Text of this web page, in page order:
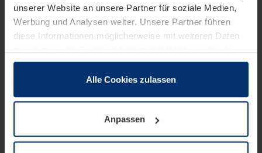
unserer Website an unsere Partner für soziale Medien,
Werbung und Analysen weiter. Unsere Partner führen
diese Informationen möglicherweise mit weiteren Daten
sie im Rahmen Ihrer Nutzung der Dienste gesammelt
wenn diese für den Betrieb dieser Seite unbedingt
notwendig sind. Für alle anderen Cookie-Typen benötigen
wir Ihre Erlaubnis. Ihre Einwilligung können Sie jederzeit
Alle Cookies zulassen
Anpassen